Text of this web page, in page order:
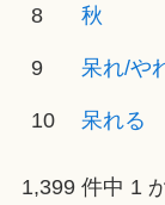
8 秋
9 呆れ/や
10 呆れる
1,399 件中 1